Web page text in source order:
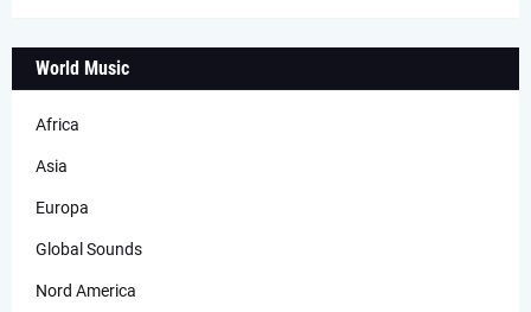
World Music
Africa
Asia
Europa
Global Sounds
Nord America